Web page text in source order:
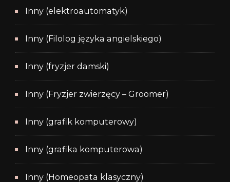
Inny (elektroautomatyk)
Inny (Filolog języka angielskiego)
Inny (fryzjer damski)
Inny (Fryzjer zwierzęcy – Groomer)
Inny (grafik komputerowy)
Inny (grafika komputerowa)
Inny (Homeopata klasyczny)